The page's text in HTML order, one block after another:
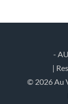
-
|
© 2026 Au